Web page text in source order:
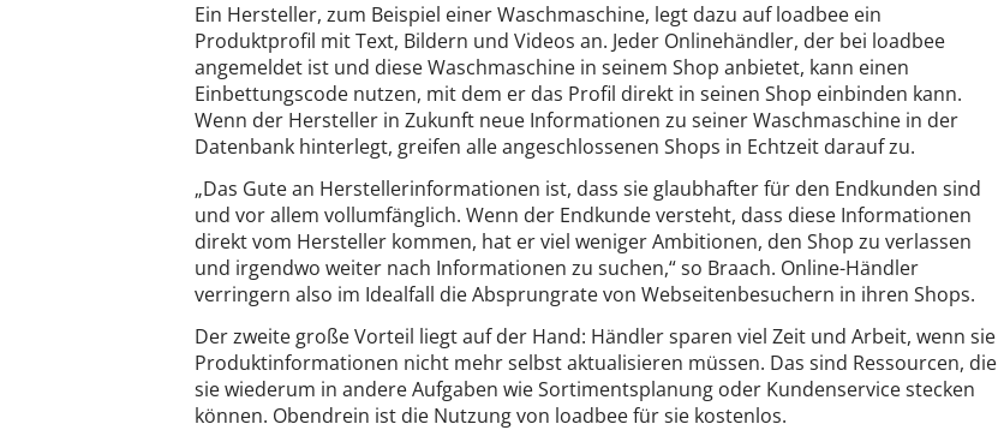
Ein Hersteller, zum Beispiel einer Waschmaschine, legt dazu auf loadbee ein
Produktprofil mit Text, Bildern und Videos an. Jeder Onlinehändler, der bei loadbee
angemeldet ist und diese Waschmaschine in seinem Shop anbietet, kann einen
Einbettungscode nutzen, mit dem er das Profil direkt in seinen Shop einbinden kann.
Wenn der Hersteller in Zukunft neue Informationen zu seiner Waschmaschine in der
Datenbank hinterlegt, greifen alle angeschlossenen Shops in Echtzeit darauf zu.
„Das Gute an Herstellerinformationen ist, dass sie glaubhafter für den Endkunden sind
und vor allem vollumfänglich. Wenn der Endkunde versteht, dass diese Informationen
direkt vom Hersteller kommen, hat er viel weniger Ambitionen, den Shop zu verlassen
und irgendwo weiter nach Informationen zu suchen,“ so Braach. Online-Händler
verringern also im Idealfall die Absprungrate von Webseitenbesuchern in ihren Shops.
Der zweite große Vorteil liegt auf der Hand: Händler sparen viel Zeit und Arbeit, wenn sie
Produktinformationen nicht mehr selbst aktualisieren müssen. Das sind Ressourcen, die
sie wiederum in andere Aufgaben wie Sortimentsplanung oder Kundenservice stecken
können. Obendrein ist die Nutzung von loadbee für sie kostenlos.